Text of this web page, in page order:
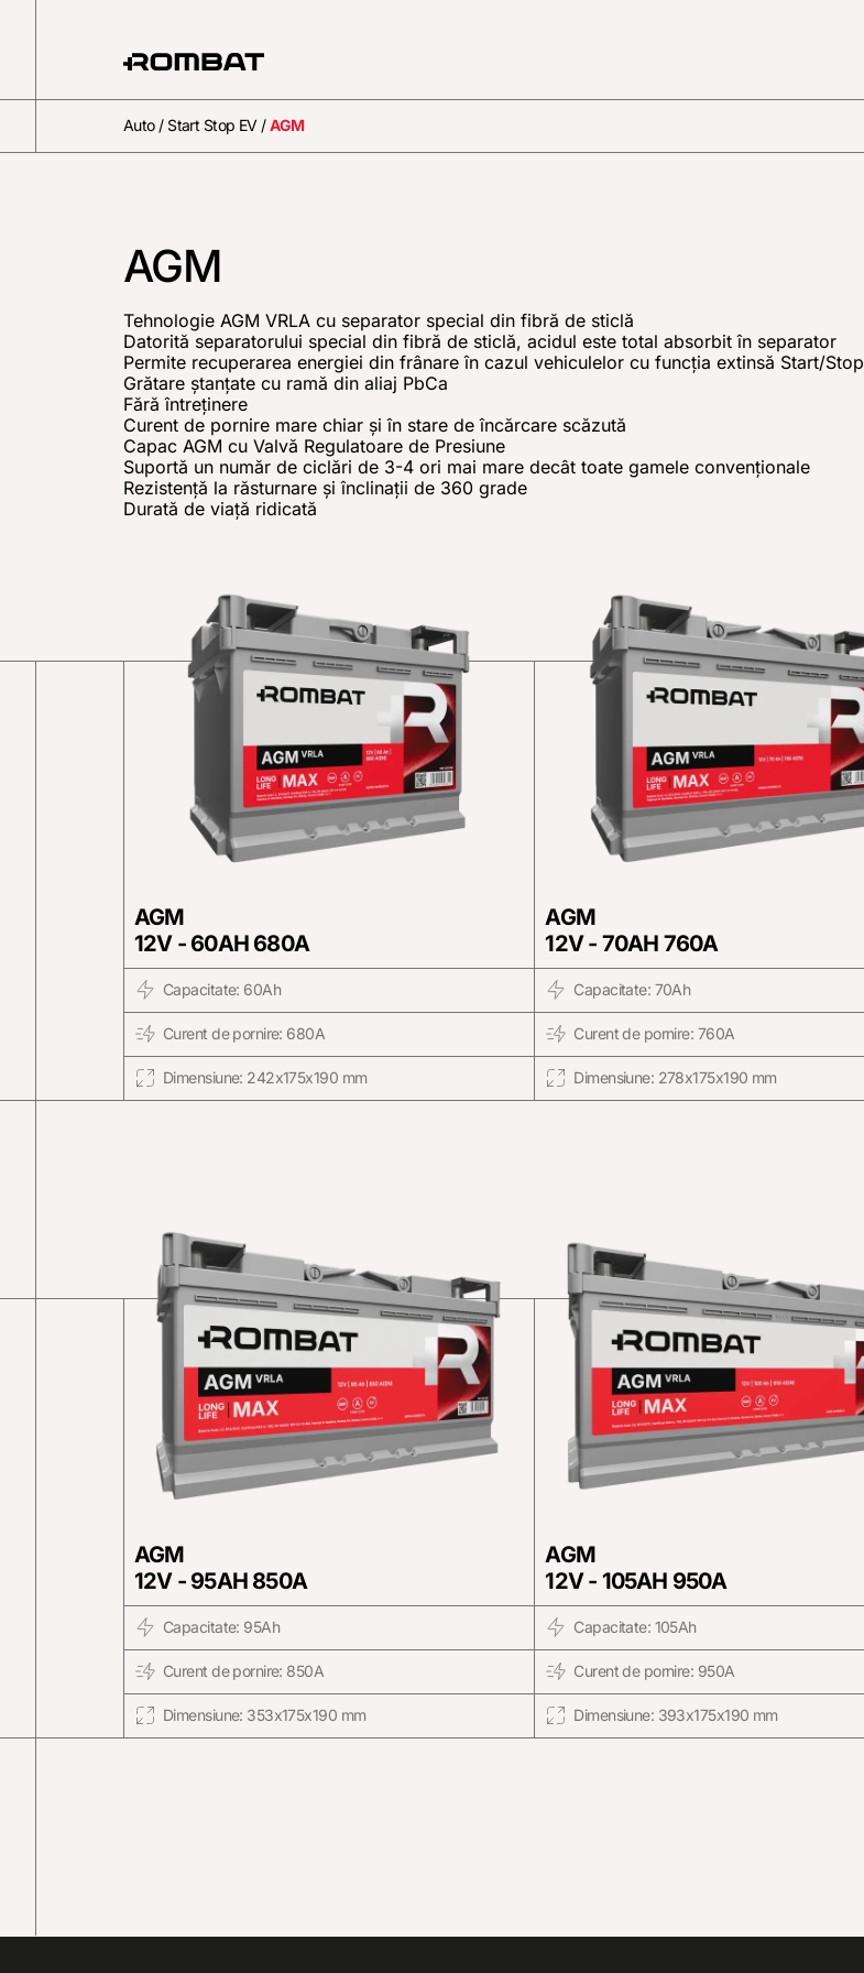
Auto/ Start Stop EV /AGM
AGM
Tehnologie AGM VRLA cu separator special din fibră de sticlă
Datorită separatorului special din fibră de sticlă, acidul este total absorbit în separator
Permite recuperarea energiei din frânare în cazul vehiculelor cu funcţia extinsă Start/Stop
Grătare ştanţate cu ramă din aliaj PbCa
Fără întreţinere
Curent de pornire mare chiar şi în stare de încărcare scăzută
Capac AGM cu Valvă Regulatoare de Presiune
Suportă un număr de ciclări de 3-4 ori mai mare decât toate gamele convenţionale
Rezistenţă la răsturnare şi înclinaţii de 360 grade
Durată de viaţă ridicată
AGM
12V - 60AH 680A
Capacitate: 60Ah
Curent de pornire: 680A
Dimensiune: 242x175x190 mm
AGM
12V - 70AH 760A
Capacitate: 70Ah
Curent de pornire: 760A
Dimensiune: 278x175x190 mm
AGM
12V - 95AH 850A
Capacitate: 95Ah
Curent de pornire: 850A
Dimensiune: 353x175x190 mm
AGM
12V - 105AH 950A
Capacitate: 105Ah
Curent de pornire: 950A
Dimensiune: 393x175x190 mm